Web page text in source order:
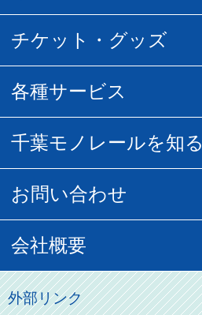
所要時間
空の散歩道
URBAN FLYER時刻表
団体乗車
貸切列車
乗車券の種類
フリーきっぷ
記念切符
割引制度
その他のご案内
チケット・グッズ
駅窓口販売チケット
葭川となみグッズ
初音ミクグッズ
俺の妹。
各種サービス
モノちゃんトラベル
広告募集
直営駐車場パーク＆ライド
千葉モノレールを知る
営業距離世界最長
モノちゃん
お問い合わせ
お客様の声
よくあるご質問
会社概要
会社概要
外部リンク